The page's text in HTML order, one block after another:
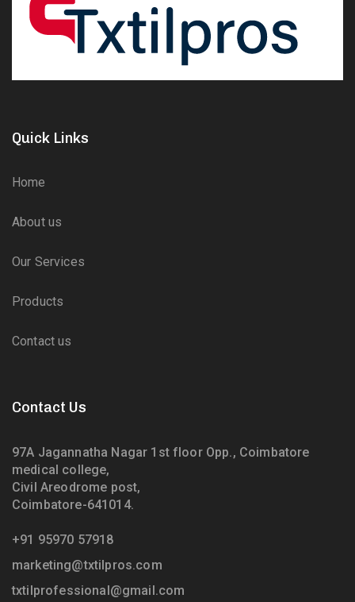
Quick Links
Home
About us
Our Services
Products
Contact us
Contact Us
97A Jagannatha Nagar 1st floor Opp., Coimbatore
medical college,
Civil Areodrome post,
Coimbatore-641014.
+91 95970 57918
marketing@txtilpros.com
txtilprofessional@gmail.com